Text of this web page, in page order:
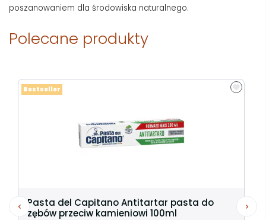
poszanowaniem dla środowiska naturalnego.
Polecane produkty
Pasta del Capitano Antitartar pasta do
zębów przeciw kamieniowi 100ml
Bestseller